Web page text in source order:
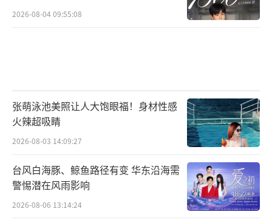
2026-08-04 09:55:08
张萌泳池美照让人大饱眼福！身材性感
火辣超吸睛
2026-08-03 14:09:27
台风白海豚、鲸鱼路径有变 华东沿海需
警惕潜在风雨影响
2026-08-06 13:14:24